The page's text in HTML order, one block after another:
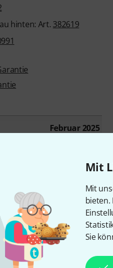
Mit
Mit
bieten.
Sie
hinten: Art. 382619
Februar 2025
stufenlose